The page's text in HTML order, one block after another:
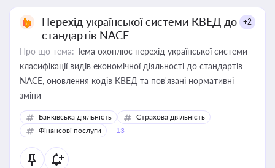
Перехід української системи КВЕД до
стандартів NACE
+2
Про що тема: Тема охоплює перехід української системи
класифікації видів економічної діяльності до стандартів
NACE, оновлення кодів КВЕД та пов'язані нормативні
зміни
Банківська діяльність
Страхова діяльність
Фінансові послуги
+13